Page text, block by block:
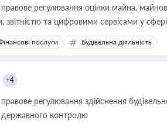
регулювання оцінки майна,
звітністю та цифровими сервісами у
для власника бізнесу, керівника,
майна, корпоративних угод і перевірки
послуги Будівельна діяльність
+4
регулювання здійснення
контролю